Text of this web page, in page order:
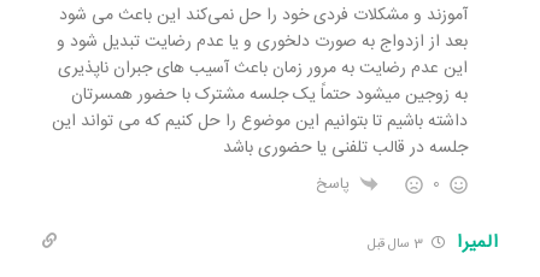
آموزند و مشکلات فردی خود را حل نمی‌کند این باعث می شود
بعد از ازدواج به صورت دلخوری و یا عدم رضایت تبدیل شود و
این عدم رضایت به مرور زمان باعث آسیب های جبران ناپذیری
به زوجین میشود حتماً یک جلسه مشترک با حضور همسرتان
داشته باشیم تا بتوانیم این موضوع را حل کنیم که می تواند این
جلسه در قالب تلفنی یا حضوری باشد
0 پاسخ
المیرا